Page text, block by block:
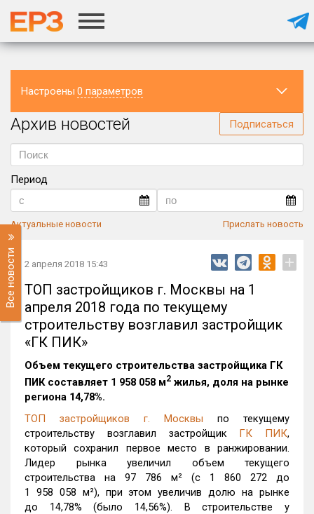
Настроены 0 параметров
Регион
Архив новостей Подписаться
Период
Актуальные новости Прислать новость
Все новости 2 апреля 2018 15:43 +
ТОП застройщиков г. Москвы на 1
апреля 2018 года по текущему
строительству возглавил застройщик
«ГК ПИК»
Объем текущего строительства застройщика ГК
ПИКсоставляет 1 958 058 м2 жилья, доля на рынке
региона 14,78%.
ТОП застройщиков г. Москвы по текущему
строительству возглавил застройщик ГК ПИК,
который сохранил первое место в ранжировании.
Лидер рынка увеличил объем текущего
строительства на 97 786 м² (с 1 860 272 до
1 958 058 м²), при этом увеличив долю на рынке
до 14,78% (было 14,56%). В строительстве у